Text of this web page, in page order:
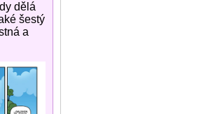
dělá
šestý
a